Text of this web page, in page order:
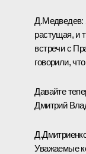
Д.Медведев:
растущая, и
встречи с
говорили,
Давайте
Дмитрий
Уважаемые